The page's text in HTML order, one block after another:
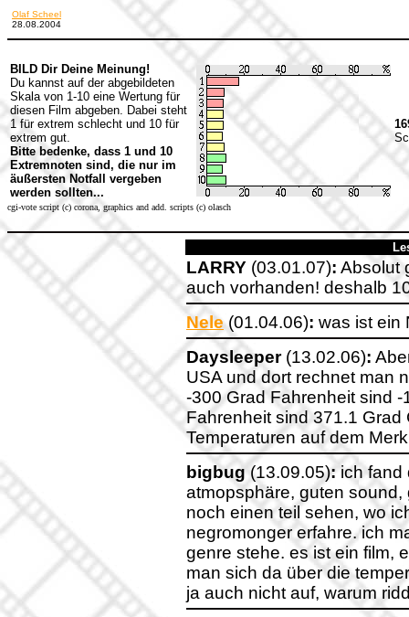
Olaf Scheel
28.08.2004
BILD Dir Deine Meinung!
Du kannst auf der abgebildeten
Skala von 1-10 eine Wertung für
diesen Film abgeben. Dabei steht
1 für extrem schlecht und 10 für
extrem gut.
Bitte bedenke, dass 1 und 10
Extremnoten sind, die nur im
äußersten Notfall vergeben
werden sollten...
cgi-vote script (c) corona, graphics and add. scripts (c) olasch
LARRY (03.01.07): Absolut
auch vorhanden! deshalb
Nele(01.04.06): was ist ein
Daysleeper(13.02.06):
USA und dort rechnet man
-300 Grad Fahrenheit sind
Fahrenheit sind 371.1
Temperaturen auf dem
bigbug(13.09.05):ich fand
atmopsphäre, guten
noch einen teil sehen, wo
negromonger erfahre. ich
genre stehe. es ist ein film,
man sich da über die
ja auch nicht auf, warum